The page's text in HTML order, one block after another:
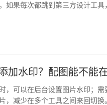
如果每次都跳到第三方设计工具
加水印？配图能不能
，可以在后台设置图片水印；需
，减少在多个工具之间来回切换。